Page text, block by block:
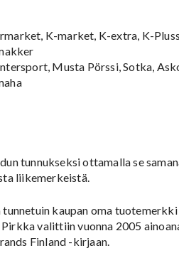
K-market, K-extra, K-
Musta Pörssi, Sotka,
tunnukseksi ottamalla se
liikemerkeistä.
kaupan oma tuotemerkki
valittiin vuonna 2005
Finland -kirjaan.